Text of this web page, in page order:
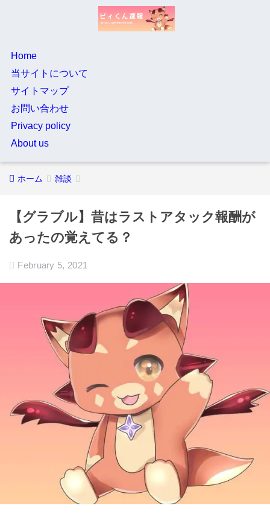
Home
当サイトについて
サイトマップ
お問い合わせ
Privacy policy
About us
ホーム 雑談
【グラブル】昔はラストアタック報酬が
あったの覚えてる？
February 5, 2021